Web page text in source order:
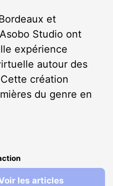
et
Studio ont
expérience
autour des
création
du genre en
les articles